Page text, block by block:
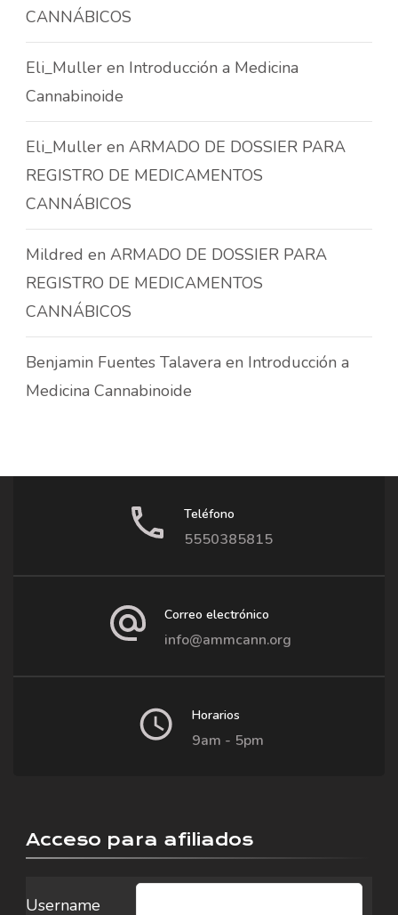
CANNÁBICOS
Eli_Muller en Introducción a Medicina
Cannabinoide
Eli_Muller en ARMADO DE DOSSIER PARA
REGISTRO DE MEDICAMENTOS
CANNÁBICOS
Mildred en ARMADO DE DOSSIER PARA
REGISTRO DE MEDICAMENTOS
CANNÁBICOS
Benjamin Fuentes Talavera en Introducción a
Medicina Cannabinoide
Teléfono
5550385815
Correo electrónico
info@ammcann.org
Horarios
9am - 5pm
Acceso para afiliados
Username